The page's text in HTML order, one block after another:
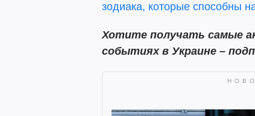
зодиака, которые способны
Хотите получать самые
событиях в Украине –